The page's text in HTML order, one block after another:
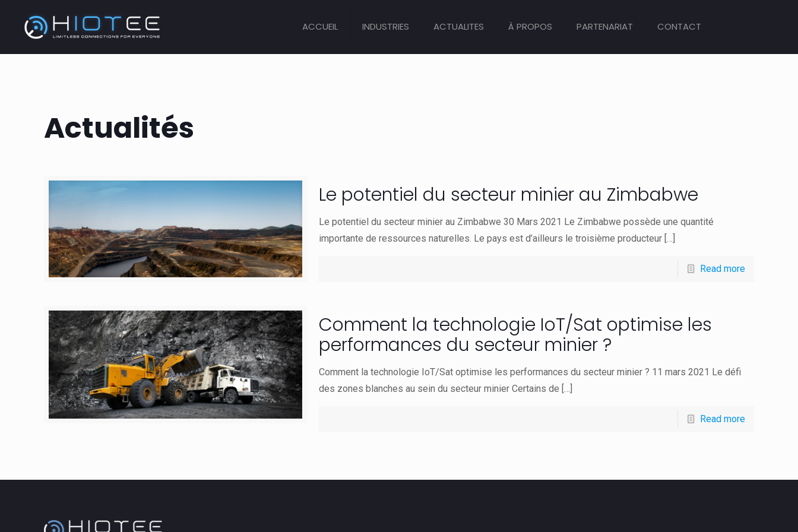
ACCUEIL INDUSTRIES ACTUALITES À PROPOS PARTENARIAT CONTACT
Actualités
Le potentiel du secteur minier au Zimbabwe
Le potentiel du secteur minier au Zimbabwe 30 Mars 2021 Le Zimbabwe possède une quantité
importante de ressources naturelles. Le pays est d’ailleurs le troisième producteur[…]
Read more
Comment la technologie IoT/Sat optimise les
performances du secteur minier ?
Comment la technologie IoT/Sat optimise les performances du secteur minier ?​ 11 mars 2021 Le défi
des zones blanches au sein du secteur minier Certains de […]
Read more